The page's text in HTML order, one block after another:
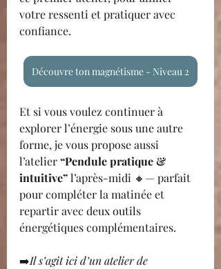
votre ressenti et pratiquer avec
confiance.
Découvre ton magnétisme - Niveau 2
Et si vous voulez continuer à
explorer l’énergie sous une autre
forme, je vous propose aussi
l’atelier “Pendule pratique &
intuitive” l’après-midi 🔸— parfait
pour compléter la matinée et
repartir avec deux outils
énergétiques complémentaires.
➡️Il s’agit ici d’un atelier de